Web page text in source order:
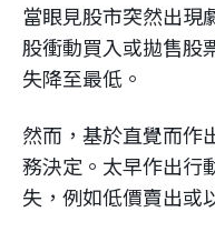
當眼見股市突然出現
股衝動買入或拋售股
失降至最低。
然而，基於直覺而作
務決定。太早作出行
失，例如低價賣出或